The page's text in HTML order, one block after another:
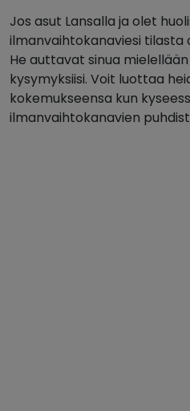
Jos asut Lansalla ja olet
ilmanvaihtokanaviesi
He auttavat sinua
kysymyksiisi. Voit luottaa
kokemukseensa kun
ilmanvaihtokanavien